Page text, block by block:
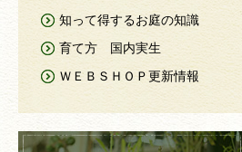
知って得するお庭の知識
育て方 国内実生
ＷＥＢＳＨＯＰ更新情報